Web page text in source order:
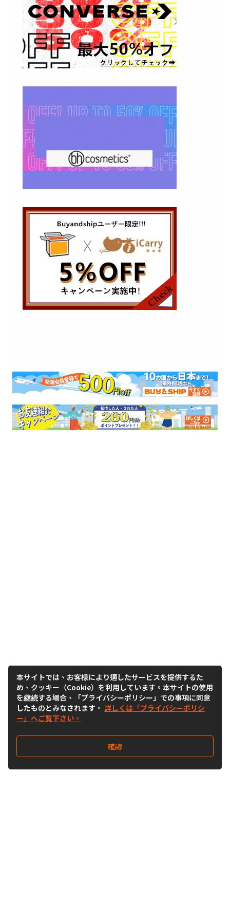
本サイトでは、お客様により適したサービスを提供するた
め、クッキー（Cookie）を利用しています。本サイトの使用
を継続する場合、「プライバシーポリシー」での事項に同意
したものとみなされます。 詳しくは「プライバシーポリシ
ー」へご覧下さい。
確認